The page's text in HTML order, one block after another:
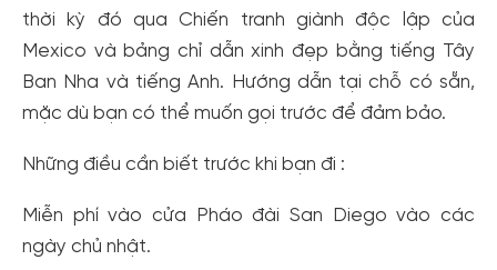
thời kỳ đó qua Chiến tranh giành độc lập của
Mexico và bảng chỉ dẫn xinh đẹp bằng tiếng Tây
Ban Nha và tiếng Anh. Hướng dẫn tại chỗ có sẵn,
mặc dù bạn có thể muốn gọi trước để đảm bảo.
Những điều cần biết trước khi bạn đi :
Miễn phí vào cửa Pháo đài San Diego vào các
ngày chủ nhật.